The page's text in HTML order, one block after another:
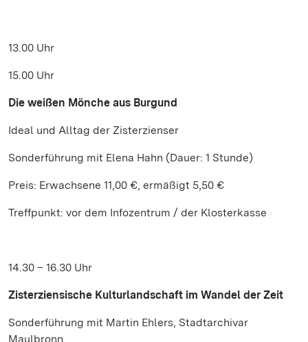
13.00 Uhr
15.00 Uhr
Die weißen Mönche aus Burgund
Ideal und Alltag der Zisterzienser
Sonderführung mit Elena Hahn (Dauer: 1 Stunde)
Preis: Erwachsene 11,00 €, ermäßigt 5,50 €
Treffpunkt: vor dem Infozentrum / der Klosterkasse
14.30 – 16.30 Uhr
Zisterziensische Kulturlandschaft im Wandel der Zeit
Sonderführung mit Martin Ehlers, Stadtarchivar
Maulbronn